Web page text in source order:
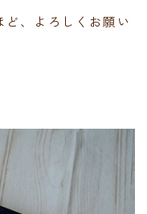
、よろしくお願い